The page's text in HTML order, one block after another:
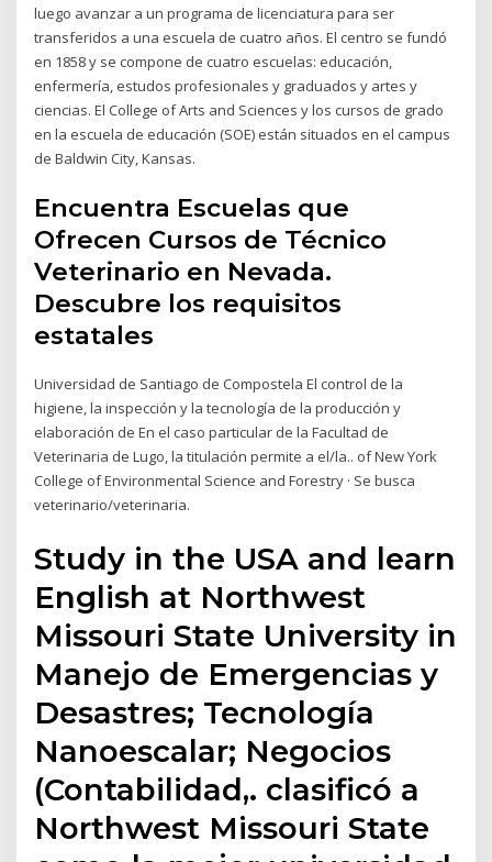
luego avanzar a un programa de licenciatura para ser
transferidos a una escuela de cuatro años. El centro se fundó
en 1858 y se compone de cuatro escuelas: educación,
enfermería, estudos profesionales y graduados y artes y
ciencias. El College of Arts and Sciences y los cursos de grado
en la escuela de educación (SOE) están situados en el campus
de Baldwin City, Kansas.
Encuentra Escuelas que
Ofrecen Cursos de Técnico
Veterinario en Nevada.
Descubre los requisitos
estatales
Universidad de Santiago de Compostela El control de la
higiene, la inspección y la tecnología de la producción y
elaboración de En el caso particular de la Facultad de
Veterinaria de Lugo, la titulación permite a el/la.. of New York
College of Environmental Science and Forestry · Se busca
veterinario/veterinaria.
Study in the USA and learn
English at Northwest
Missouri State University in
Manejo de Emergencias y
Desastres; Tecnología
Nanoescalar; Negocios
(Contabilidad,. clasificó a
Northwest Missouri State